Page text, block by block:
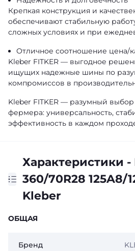
Крепкая конструкция и
обеспечивают стабильную
сложных условиях и при
Отличное соотношение цена/
Kleber FITKER — выгодное
ищущих надежные шины по
компромиссов в
Kleber FITKER — разумный
фермера: универсальность,
эффективность в каждом
Характеристики
360/70R28 125A8/
Kleber
ОБЩАЯ
Бренд